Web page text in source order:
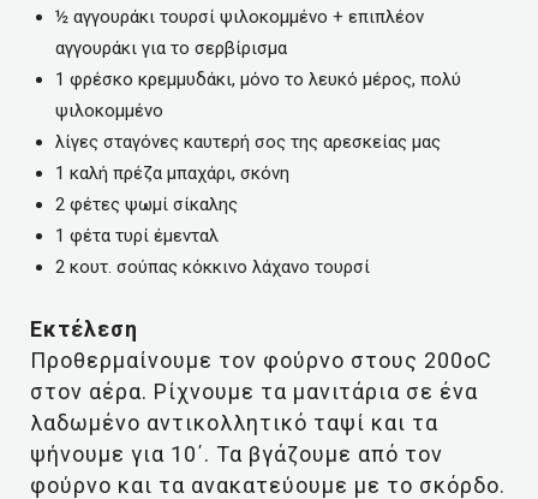
½ αγγουράκι τουρσί ψιλοκομμένο + επιπλέον
αγγουράκι για το σερβίρισμα
1 φρέσκο κρεμμυδάκι, μόνο το λευκό μέρος, πολύ
ψιλοκομμένο
λίγες σταγόνες καυτερή σος της αρεσκείας μας
1 καλή πρέζα μπαχάρι, σκόνη
2 φέτες ψωμί σίκαλης
1 φέτα τυρί έμενταλ
2 κουτ. σούπας κόκκινο λάχανο τουρσί
Εκτέλεση
Προθερμαίνουμε τον φούρνο στους 200οC
στον αέρα. Ρίχνουμε τα μανιτάρια σε ένα
λαδωμένο αντικολλητικό ταψί και τα
ψήνουμε για 10΄. Τα βγάζουμε από τον
φούρνο και τα ανακατεύουμε με το σκόρδο.